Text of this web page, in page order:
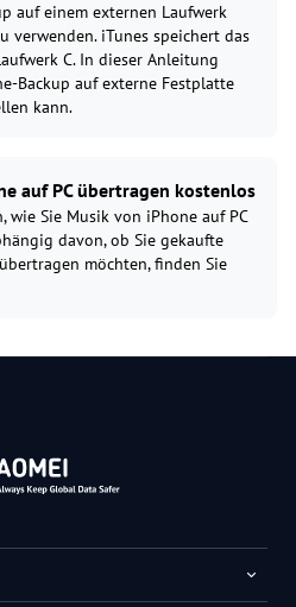
auf einem externen Laufwerk
verwenden. iTunes speichert das
C. In dieser Anleitung
Backup auf externe Festplatte
kann.
auf PC übertragen kostenlos
wie Sie Musik von iPhone auf PC
davon, ob Sie gekaufte
möchten, finden Sie